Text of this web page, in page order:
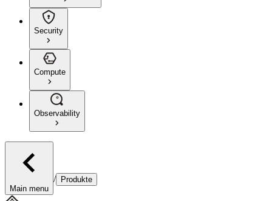
Security
Compute
Observability
Main menu
/ Produkte